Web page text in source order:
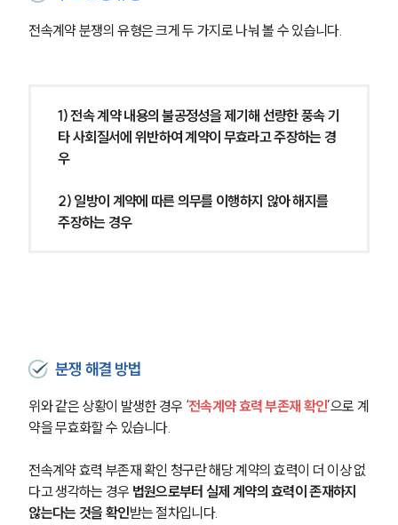
전속계약 분쟁의 유형은 크게 두 가지로 나눠 볼 수 있습니다.
1) 전속 계약 내용의 불공정성을 제기해 선량한 풍속 기
타 사회질서에 위반하여 계약이 무효라고 주장하는 경
우
2) 일방이 계약에 따른 의무를 이행하지 않아 해지를
주장하는 경우
분쟁 해결 방법
위와 같은 상황이 발생한 경우 ‘전속계약 효력 부존재 확인’으로 계
약을 무효화할 수 있습니다.
전속계약 효력 부존재 확인 청구란 해당 계약의 효력이 더 이상 없
다고 생각하는 경우 법원으로부터 실제 계약의 효력이 존재하지
않는다는 것을 확인받는 절차입니다.